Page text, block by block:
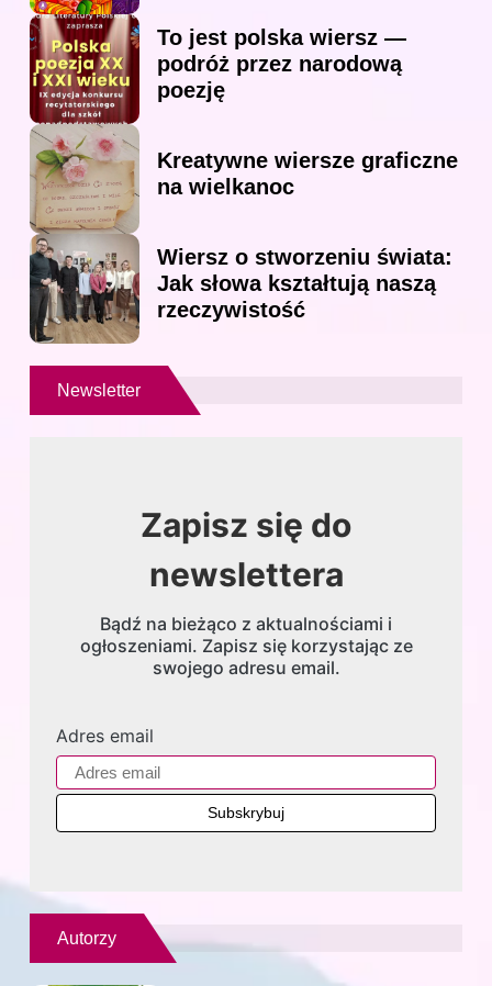
To jest polska wiersz —
podróż przez narodową
poezję
Kreatywne wiersze graficzne
na wielkanoc
Wiersz o stworzeniu świata:
Jak słowa kształtują naszą
rzeczywistość
Newsletter
Zapisz się do
newslettera
Bądź na bieżąco z aktualnościami i
ogłoszeniami. Zapisz się korzystając ze
swojego adresu email.
Adres email
Autorzy